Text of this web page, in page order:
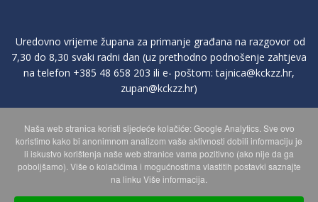
Uredovno vrijeme župana za primanje građana na razgovor od
7,30 do 8,30 svaki radni dan (uz prethodno podnošenje zahtjeva
na telefon +385 48 658 203 ili e- poštom:tajnica@kckzz.hr,
zupan@kckzz.hr)
POLITIKA ZAŠTITE PRIVATNOSTI OSOBNIH PODATAKA
MAPA WEBA
Naša web stranica koristi sljedeće kolačiće: Google Analytics. Sve ovo
koristimo kako bi anonimnom analizom vaše aktivnosti dobili informaciju je
li iskustvo korištenja naše web stranice vama pozitivno (ako nije da ga
poboljšamo). Više o kolačićima i mogućnostima vlastitih postavki saznajte
na linku Više informacija.